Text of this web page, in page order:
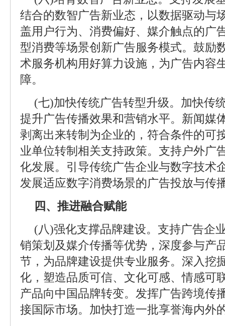
结合的数智广告新业态，以数据驱动与
盖用户行为、消费偏好、媒介触点的广
型消费等场景创新广告服务模式。鼓励
术服务机构用好算力设施，为广告内容
障。
(七)加快传统广告转型升级。加快传
提升广告传播效果和营销水平。新闻媒
剥离出来转制为企业的，符合条件的可
业单位转制相关支持政策。支持户外广
化发展。引导传统广告企业与数字技术
发展适应数字消费场景的广告投放与传
四、推进融合赋能
(八)强化支撑品牌建设。支持广告企
销策划及媒介传播等优势，深度参与产
节，为品牌建设提供专业服务。深入挖
化，塑造品质可信、文化可感、情感可
产品向中国品牌转变。发挥广告跨境传
接国际市场。加快打造一批享誉海内外